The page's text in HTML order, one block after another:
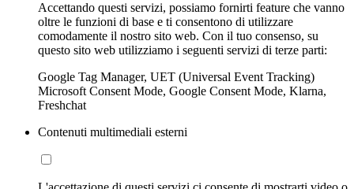
Accettando questi servizi, possiamo fornirti feature che vanno
oltre le funzioni di base e ti consentono di utilizzare
comodamente il nostro sito web. Con il tuo consenso, su
questo sito web utilizziamo i seguenti servizi di terze parti:
Google Tag Manager, UET (Universal Event Tracking)
Microsoft Consent Mode, Google Consent Mode, Klarna,
Freshchat
Contenuti multimediali esterni